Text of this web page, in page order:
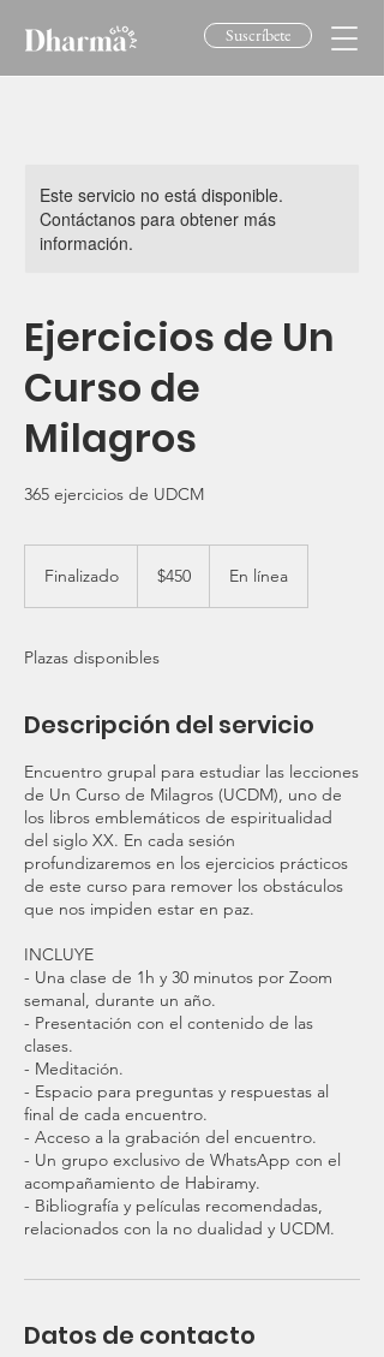
Suscríbete
Este servicio no está disponible.
Contáctanos para obtener más
información.
Ejercicios de Un
Curso de
Milagros
365 ejercicios de UDCM
Finalizado
l
a
o
estadounidenses
$450 En línea
Plazas disponibles
Descripción del servicio
Encuentro grupal para estudiar las lecciones
de Un Curso de Milagros (UCDM), uno de
los libros emblemáticos de espiritualidad
del siglo XX. En cada sesión
profundizaremos en los ejercicios prácticos
de este curso para remover los obstáculos
que nos impiden estar en paz.
INCLUYE
- Una clase de 1h y 30 minutos por Zoom
semanal, durante un año.
- Presentación con el contenido de las
clases.
- Meditación.
- Espacio para preguntas y respuestas al
final de cada encuentro.
- Acceso a la grabación del encuentro.
- Un grupo exclusivo de WhatsApp con el
acompañamiento de Habiramy.
- Bibliografía y películas recomendadas,
relacionados con la no dualidad y UCDM.
Datos de contacto